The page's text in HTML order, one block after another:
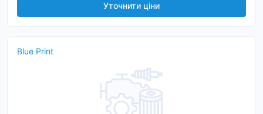
Уточнити ціни
Blue Print